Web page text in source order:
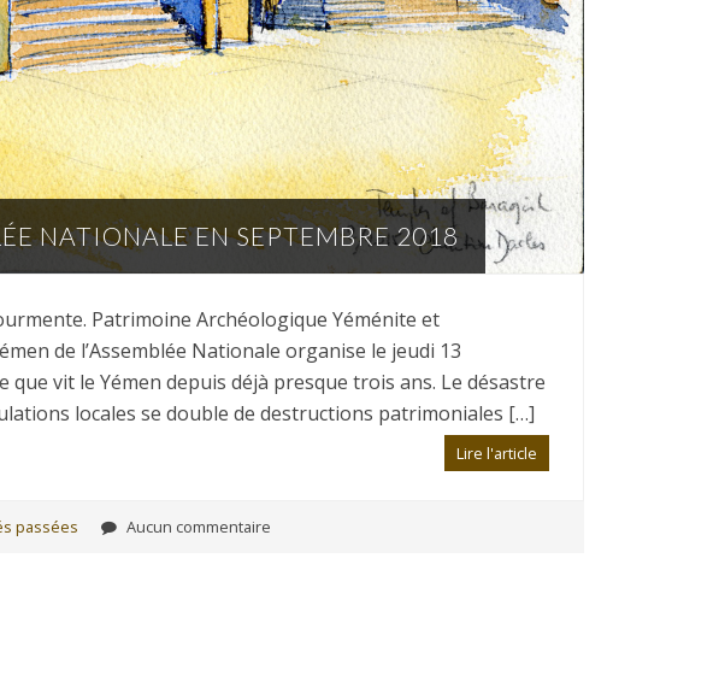
NATIONALE EN SEPTEMBRE 2018
Patrimoine Archéologique Yéménite et
de l’Assemblée Nationale organise le jeudi 13
vit le Yémen depuis déjà presque trois ans. Le désastre
locales se double de destructions patrimoniales […]
Lire l'article
passées Aucun commentaire